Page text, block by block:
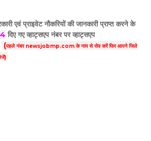
एवं प्राइवेट नौकरियों की जानकारी प्राप्त करने के
दिए गएव्हाट्सएपनंबर पर व्हाट्सएप
(पहले नंबर newsjobmp.com के नाम से सेव करें फिर आपनेजिले